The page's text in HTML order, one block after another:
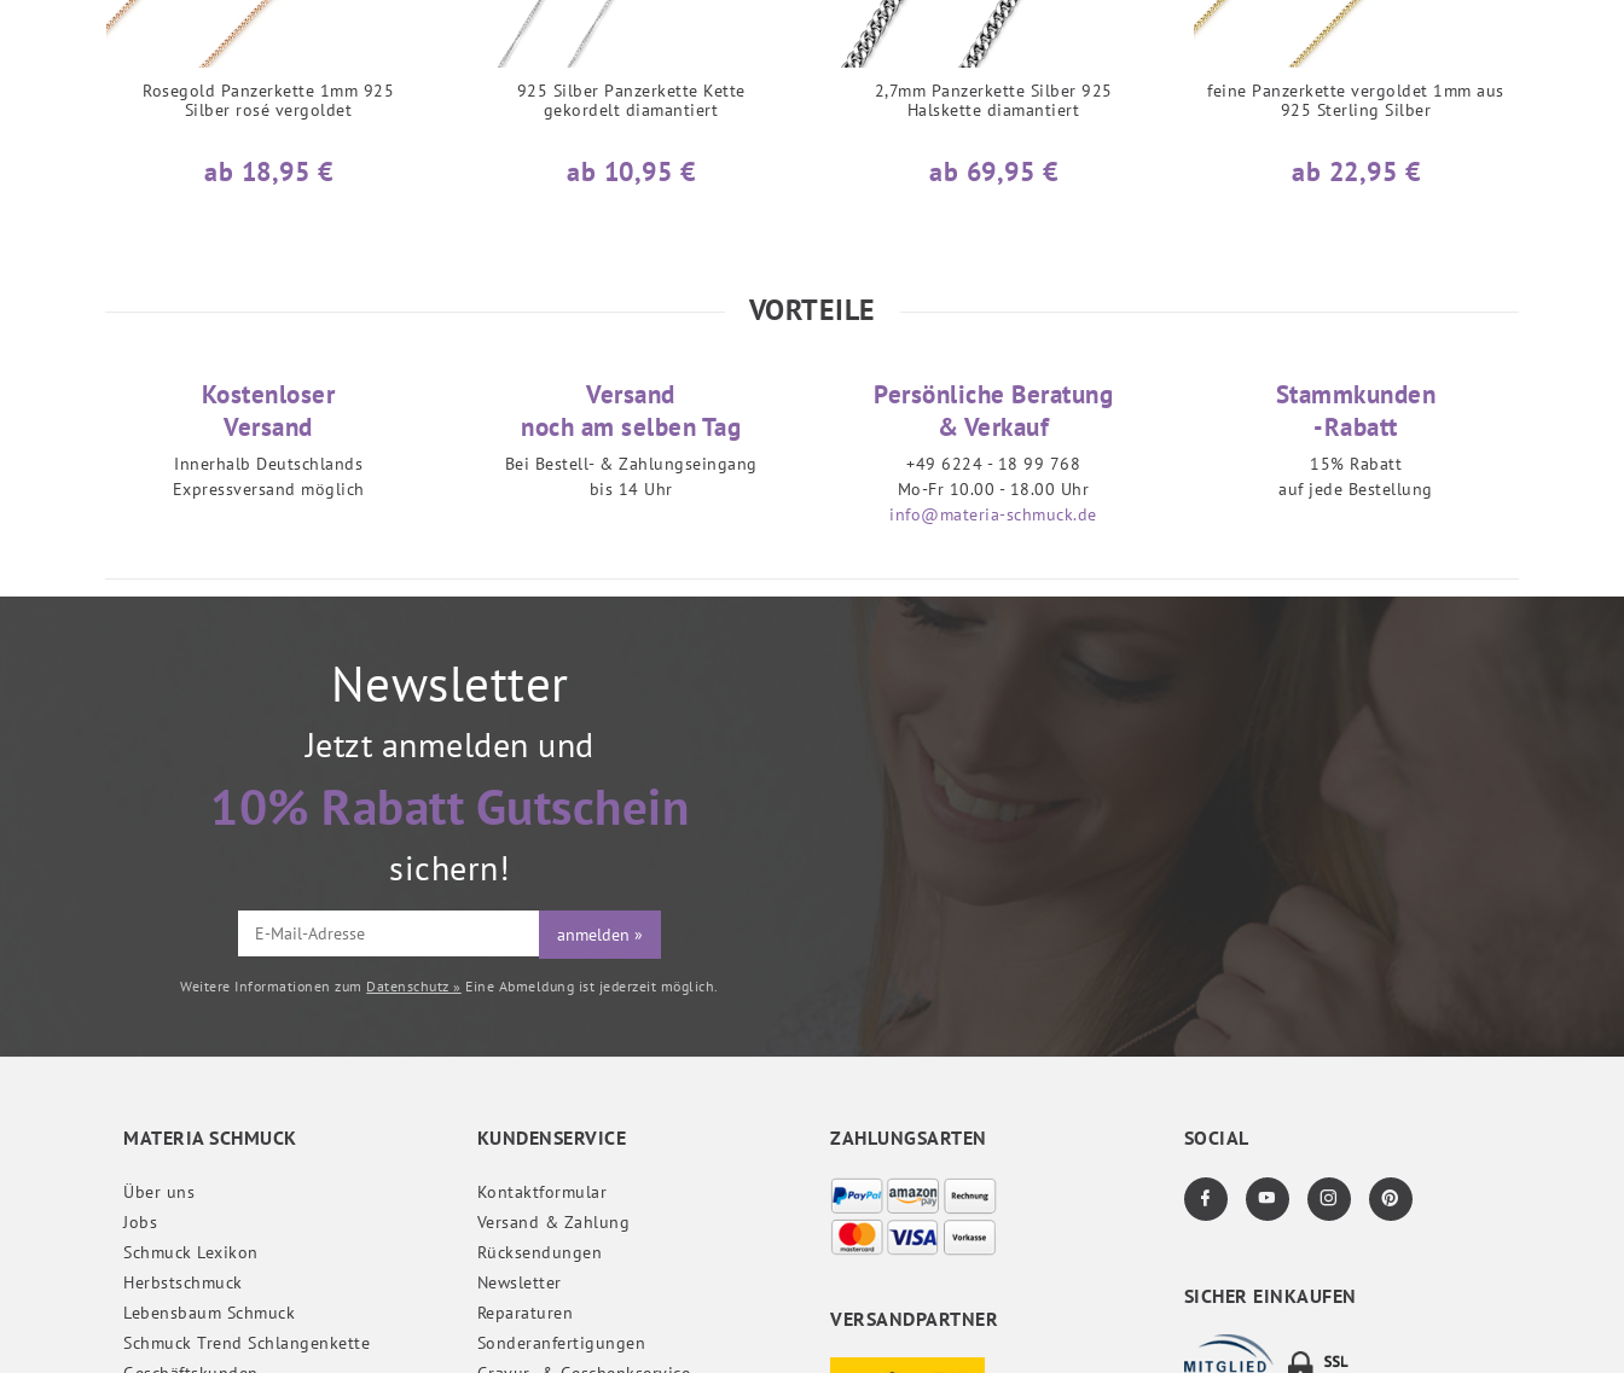
Rosegold Panzerkette 1mm 925
Silber rosé vergoldet
ab 18,95 €
925 Silber Panzerkette Kette
gekordelt diamantiert
ab 10,95 €
2,7mm Panzerkette Silber 925
Halskette diamantiert
ab 69,95 €
feine Panzerkette vergoldet 1mm aus
925 Sterling Silber
ab 22,95 €
VORTEILE
Kostenloser
Versand
Innerhalb Deutschlands
Expressversand möglich
Versand
noch am selben Tag
Bei Bestell- & Zahlungseingang
bis 14 Uhr
Persönliche Beratung
& Verkauf
+49 6224 - 18 99 768
Mo-Fr 10.00 - 18.00 Uhr
info@materia-schmuck.de
Stammkunden
-Rabatt
15% Rabatt
auf jede Bestellung
Newsletter
Jetzt anmelden und
10% Rabatt Gutschein
sichern!
anmelden »
Weitere Informationen zum Datenschutz » Eine Abmeldung ist jederzeit möglich.
MATERIA SCHMUCK
Über uns
Jobs
Schmuck Lexikon
Herbstschmuck
Lebensbaum Schmuck
Schmuck Trend Schlangenkette
KUNDENSERVICE
Kontaktformular
Versand & Zahlung
Rücksendungen
Newsletter
Reparaturen
Sonderanfertigungen
ZAHLUNGSARTEN
VERSANDPARTNER
SOCIAL
SICHER EINKAUFEN